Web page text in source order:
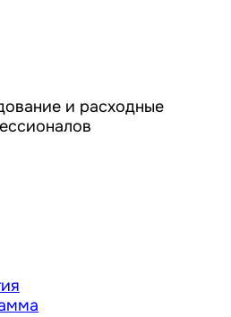
и расходные